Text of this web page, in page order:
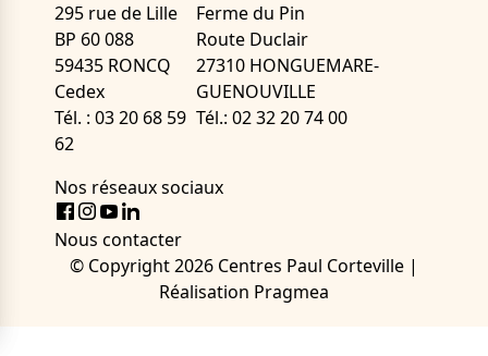
295 rue de Lille
BP 60 088
59435 RONCQ
Cedex
Tél. : 03 20 68 59
62
Ferme du Pin
Route Duclair
27310 HONGUEMARE-
GUENOUVILLE
Tél.: 02 32 20 74 00
Nos réseaux sociaux
Facebook
Instagram
Youtube
Nous contacter
© Copyright 2026 Centres Paul Corteville |
Réalisation Pragmea